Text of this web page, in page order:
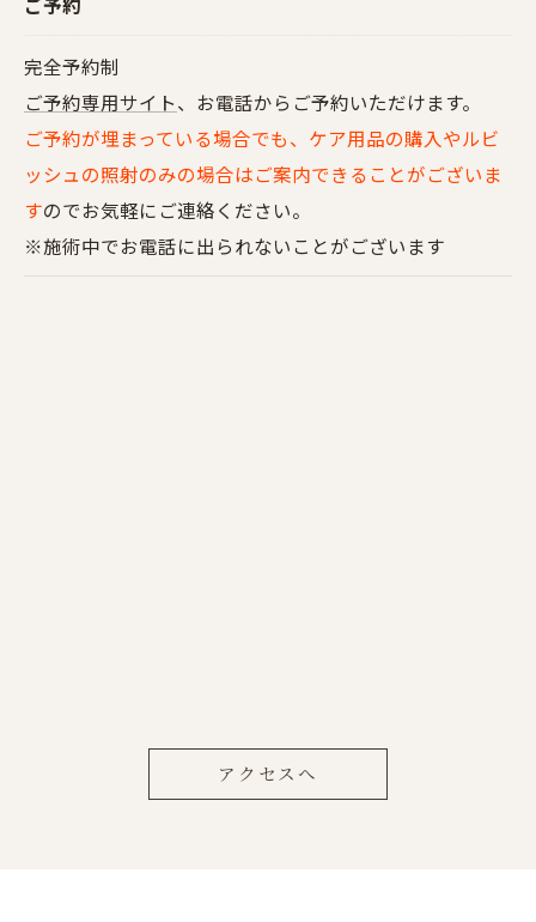
完全予約制
ご予約専用サイト、お電話からご予約いただけます。
ご予約が埋まっている場合でも、ケア用品の購入やルビ
ッシュの照射のみの場合はご案内できることがございま
すのでお気軽にご連絡ください。
※施術中でお電話に出られないことがございます
アクセスへ